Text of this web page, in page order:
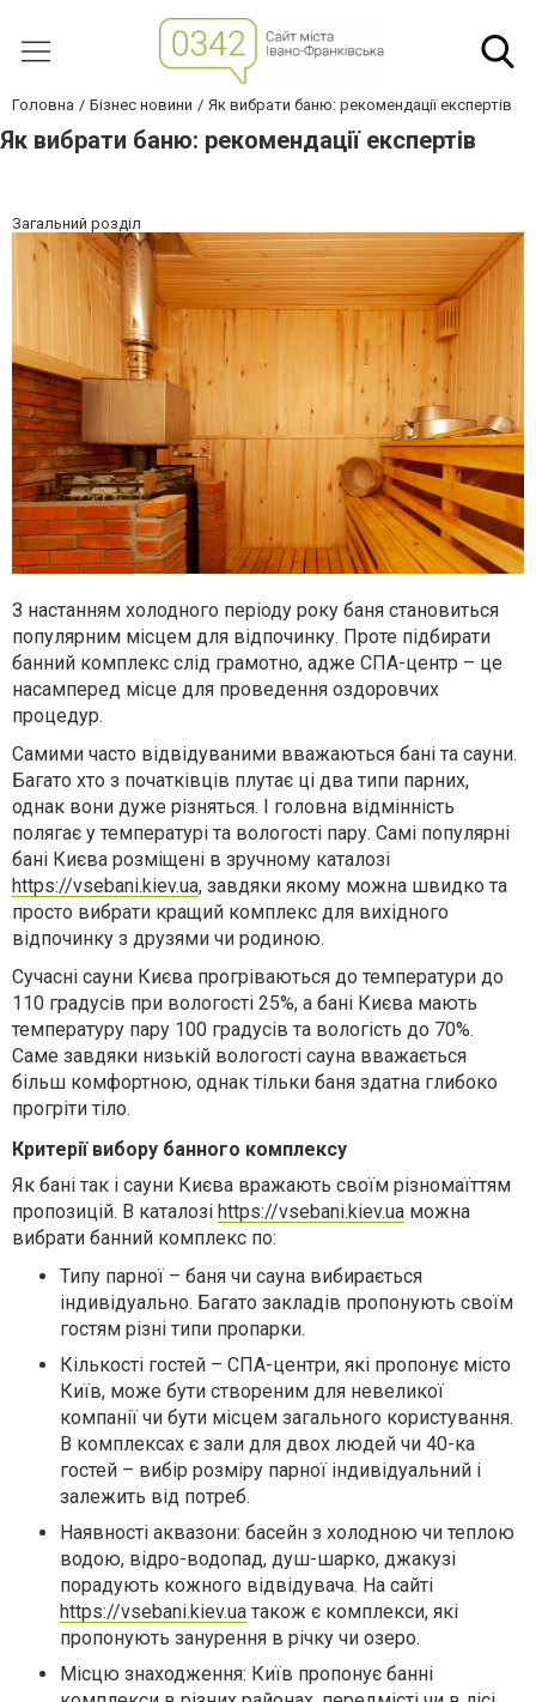
Головна Бізнес новини Як вибрати баню: рекомендації експертів
Як вибрати баню: рекомендації експертів
Загальний розділ
З настанням холодного періоду року баня становиться
популярним місцем для відпочинку. Проте підбирати
банний комплекс слід грамотно, адже СПА-центр – це
насамперед місце для проведення оздоровчих
процедур.
Самими часто відвідуваними вважаються бані та сауни.
Багато хто з початківців плутає ці два типи парних,
однак вони дуже різняться. І головна відмінність
полягає у температурі та вологості пару. Самі популярні
бані Києва розміщені в зручному каталозі
https://vsebani.kiev.ua, завдяки якому можна швидко та
просто вибрати кращий комплекс для вихідного
відпочинку з друзями чи родиною.
Сучасні сауни Києва прогріваються до температури до
110 градусів при вологості 25%, а бані Києва мають
температуру пару 100 градусів та вологість до 70%.
Саме завдяки низькій вологості сауна вважається
більш комфортною, однак тільки баня здатна глибоко
прогріти тіло.
Критерії вибору банного комплексу
Як бані так і сауни Києва вражають своїм різномаїттям
пропозицій. В каталозі https://vsebani.kiev.ua можна
вибрати банний комплекс по:
Типу парної – баня чи сауна вибирається
індивідуально. Багато закладів пропонують своїм
гостям різні типи пропарки.
Кількості гостей – СПА-центри, які пропонує місто
Київ, може бути створеним для невеликої
компанії чи бути місцем загального користування.
В комплексах є зали для двох людей чи 40-ка
гостей – вибір розміру парної індивідуальний і
залежить від потреб.
Наявності аквазони: басейн з холодною чи теплою
водою, відро-водопад, душ-шарко, джакузі
порадують кожного відвідувача. На сайті
https://vsebani.kiev.ua також є комплекси, які
пропонують занурення в річку чи озеро.
Місцю знаходження: Київ пропонує банні